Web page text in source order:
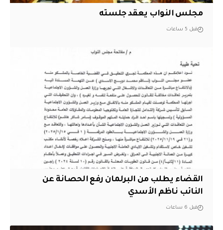
مجلس النواب يعقد جلسته
قبل 5 ساعات
القضاء يطلب من البرلمان رفع الحصانة عن
النائب ناظم الأسدي
قبل 6 ساعات